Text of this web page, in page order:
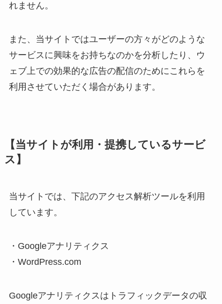
れません。
また、当サイトではユーザーの方々がどのような
サービスに興味をお持ちなのかを分析したり、ウ
ェブ上での効果的な広告の配信のためにこれらを
利用させていただく場合があります。
【当サイトが利用・提携しているサービ
ス】
当サイトでは、下記のアクセス解析ツールを利用
しています。
・Googleアナリティクス
・WordPress.com
Googleアナリティクスはトラフィックデータの収